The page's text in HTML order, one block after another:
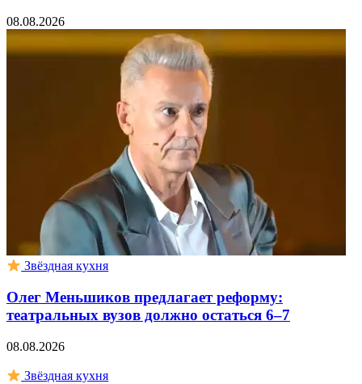
08.08.2026
Звёздная кухня
Олег Меньшиков предлагает реформу:
театральных вузов должно остаться 6–7
08.08.2026
Звёздная кухня